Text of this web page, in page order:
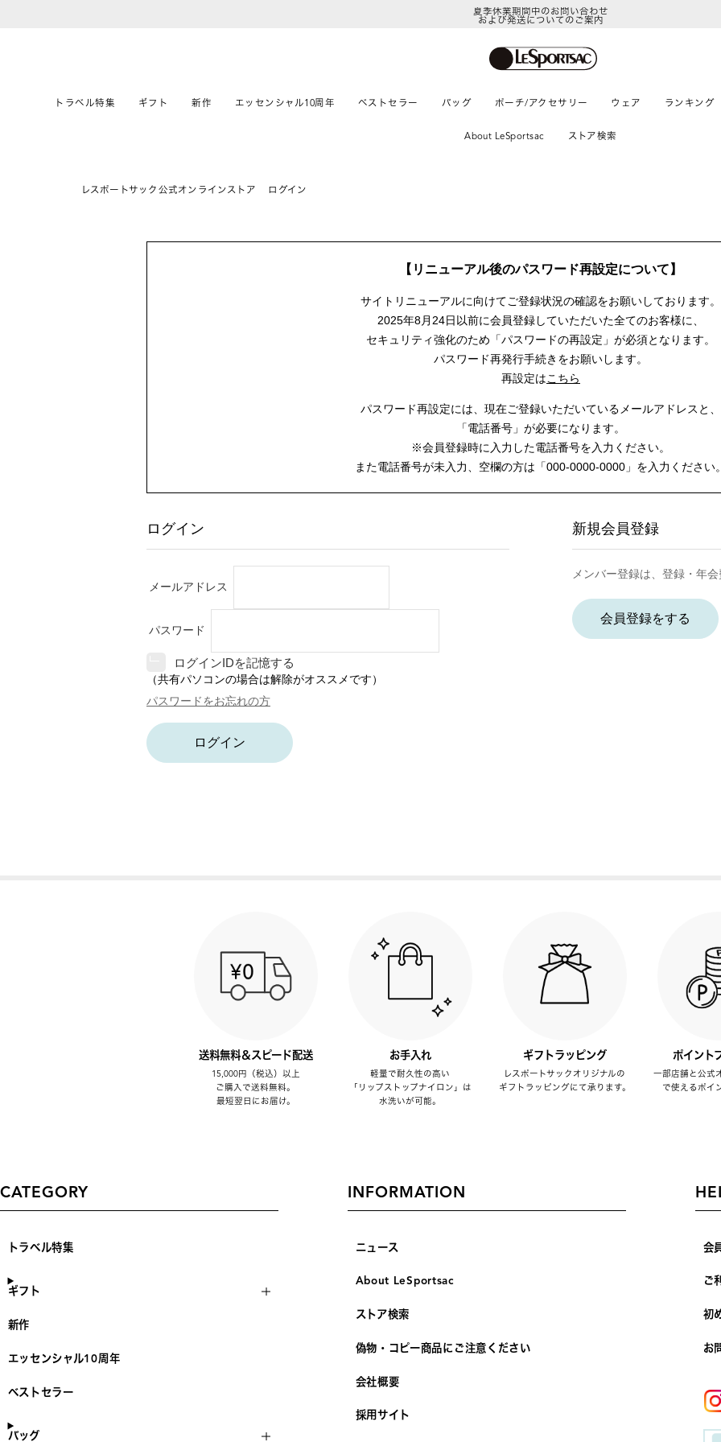
夏季休業期間中のお問い合わせ
および発送についてのご案内
トラベル特集 ギフト 新作 エッセンシャル10周年 ベストセラー バッグ ポーチ/アクセサリー ウェア ランキング
About LeSportsac ストア検索
レスポートサック公式オンラインストア ログイン
【リニューアル後のパスワード再設定について】
サイトリニューアルに向けてご登録状況の確認をお願いしております。
2025年8月24日以前に会員登録していただいた全てのお客様に、
セキュリティ強化のため「パスワードの再設定」が必須となります。
パスワード再発行手続きをお願いします。
再設定はこちら
パスワード再設定には、 現在ご登録いただいているメールアドレスと、
「電話番号」が必要になります。
※会員登録時に入力した電話番号を入力ください。
また電話番号が未入力、空欄の方は 「000-0000-0000」を入力ください。
ログイン
メールアドレス
パスワード
ログインIDを記憶する
（共有パソコンの場合は解除がオススメです）
パスワードをお忘れの方
ログイン
新規会員登録
メンバー登録は、登録・年会
会員登録をする
送料無料＆スピード配送
15,000円（税込）以上
ご購入で送料無料。
最短翌日にお届け。
お手入れ
軽量で耐久性の高い
「リップストップナイロン」は
水洗いが可能。
ギフトラッピング
レスポートサックオリジナルの
ギフトラッピングにて承ります。
ポイント
一部店舗と公式
で使えるポイ
CATEGORY
トラベル特集
ギフト
新作
エッセンシャル10周年
ベストセラー
バッグ
INFORMATION
ニュース
About LeSportsac
ストア検索
偽物・コピー商品にご注意ください
会社概要
採用サイト
会
ご
初
お